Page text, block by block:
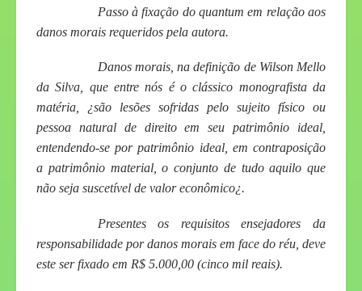
Passo à fixação do quantum em relação aos
danos morais requeridos pela autora.
Danos morais, na definição de Wilson Mello
da Silva, que entre nós é o clássico monografista da
matéria, ¿são lesões sofridas pelo sujeito físico ou
pessoa natural de direito em seu patrimônio ideal,
entendendo-se por patrimônio ideal, em contraposição
a patrimônio material, o conjunto de tudo aquilo que
não seja suscetível de valor econômico¿.
Presentes os requisitos ensejadores da
responsabilidade por danos morais em face do réu, deve
este ser fixado em R$ 5.000,00 (cinco mil reais).